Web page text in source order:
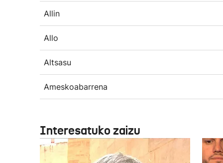
Allin
Allo
Altsasu
Ameskoabarrena
Interesatuko zaizu